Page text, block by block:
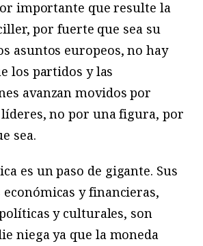
importante que resulte la
por fuerte que sea su
asuntos europeos, no hay
los partidos y las
avanzan movidos por
líderes, no por una figura, por
sea.
es un paso de gigante. Sus
económicas y financieras,
y culturales, son
niega ya que la moneda